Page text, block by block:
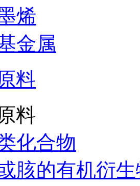
烯
金属
料
料
化合物
胲的有机衍